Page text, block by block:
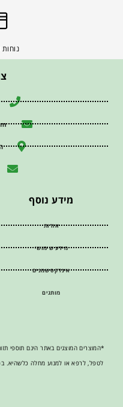
מידע נוסף
אודות
מידע שימושי
אינדקס שמנים
מותגים
*המוצרים המוצגים באתר הינם תוספי
לטפל, לרפא או למנוע מחלה כלשהיא.